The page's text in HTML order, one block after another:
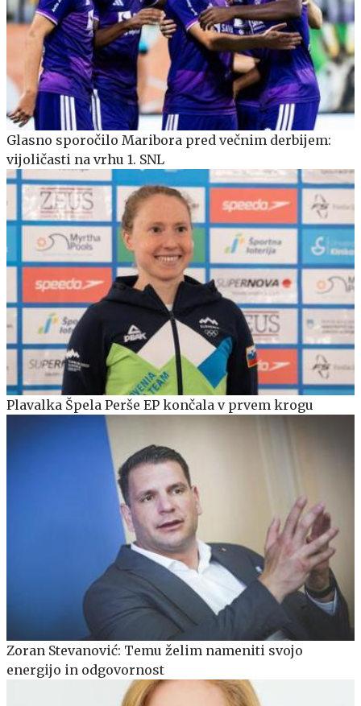
Glasno sporočilo Maribora pred večnim derbijem:
vijoličasti na vrhu 1. SNL
Plavalka Špela Perše EP končala v prvem krogu
Zoran Stevanović: Temu želim nameniti svojo
energijo in odgovornost